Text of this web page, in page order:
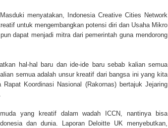
menyatakan, Indonesia Creative Cities Network
untuk mengembangkan potensi diri dan Usaha Mikro
dapat menjadi mitra dari pemerintah guna mendorong
hal-hal baru dan ide-ide baru sebab kalian semua
semua adalah unsur kreatif dari bangsa ini yang kita
Koordinasi Nasional (Rakornas) bertajuk Jejaring
yang kreatif dalam wadah ICCN, nantinya bisa
dan dunia. Laporan Deloitte UK menyebutkan,